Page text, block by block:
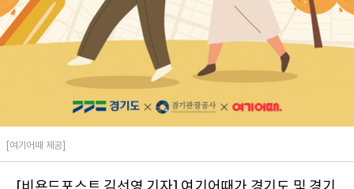
[여기어때 제공]